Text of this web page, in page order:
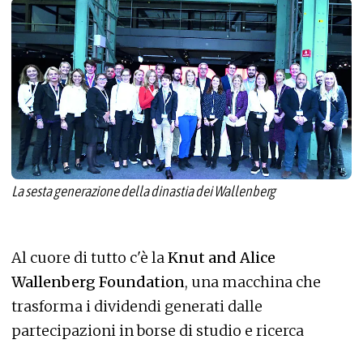
La sesta generazione della dinastia dei Wallenberg
Al cuore di tutto c'è laKnut and Alice
Wallenberg Foundation, una macchina che
trasforma i dividendi generati dalle
partecipazioni in borse di studio e ricerca